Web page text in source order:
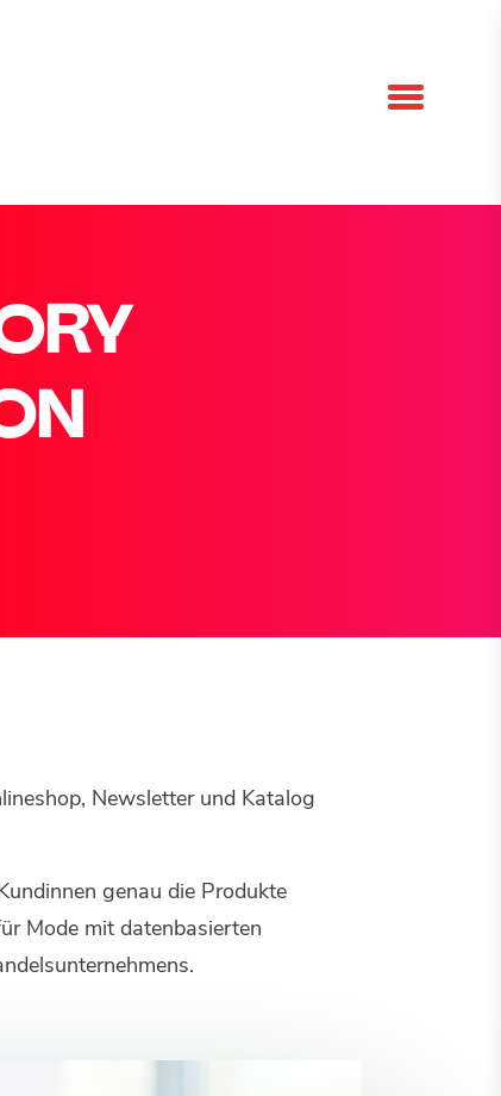
Newsletter und Katalog
genau die Produkte
Mode mit datenbasierten